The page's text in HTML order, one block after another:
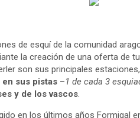
de esquí de la comunidad
la creación de una oferta de
son sus principales
sus pistas –1 de cada 3
y de los vascos.
en los últimos años Formigal